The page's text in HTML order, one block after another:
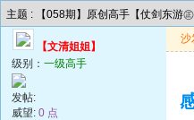
主题 : 【058期】原创高手【仗剑东游
【文清姐姐】
级别： 一级高手
发帖:
威望: 0 点
沙